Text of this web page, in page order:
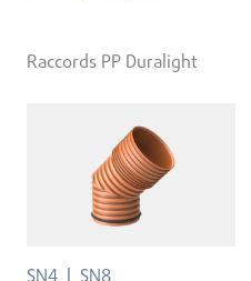
Raccords PP Duralight